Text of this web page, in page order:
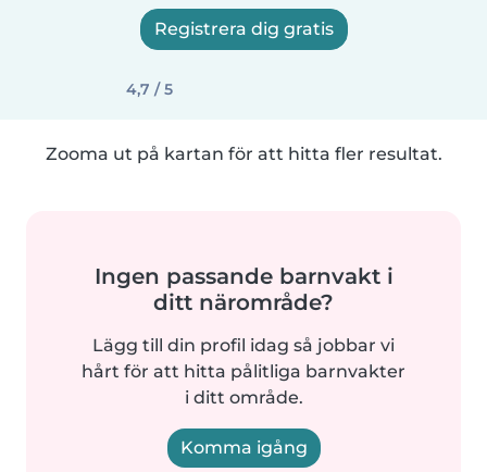
Registrera dig gratis
4,7 / 5
Zooma ut på kartan för att hitta fler resultat.
Ingen passande barnvakt i
ditt närområde?
Lägg till din profil idag så jobbar vi
hårt för att hitta pålitliga barnvakter
i ditt område.
Komma igång